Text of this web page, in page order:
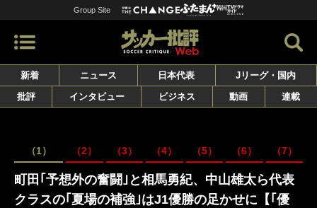
Group Site
新着 ニュース 日本代表
Jリーグ・国内
批評
インタビュー ビジネス 動画 連載
（1） （2） （3） （4） （5） （6） （7）
町田｢予想外の奮闘｣と相馬勇紀、中山雄太ら代表
クラスの｢夏場の補強｣はJ1優勝の足かせに【｢優